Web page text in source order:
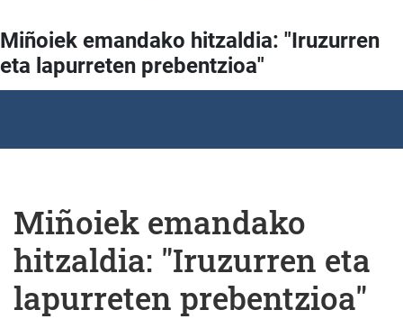
Miñoiek emandako hitzaldia: "Iruzurren
eta lapurreten prebentzioa"
Miñoiek emandako
hitzaldia: "Iruzurren eta
lapurreten prebentzioa"